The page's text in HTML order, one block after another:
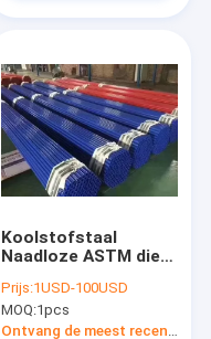
Koolstofstaal
Naadloze ASTM die
SCH40 SCH80 Zwarte
Staalpijpen
schilderen
Prijs:1USD-100USD
MOQ:1pcs
Ontvang de meest recente Prijs